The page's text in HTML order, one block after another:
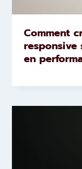
Comment
responsive
en